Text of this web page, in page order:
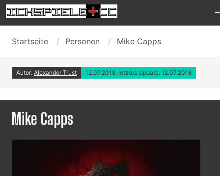
Startseite Personen Mike Capps
Autor: Alexander Trust 12.07.2018, letztes Update: 12.07.2018
Mike Capps